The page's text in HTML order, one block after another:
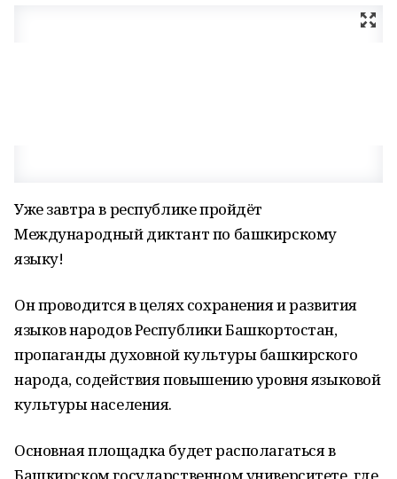
Уже завтра в республике пройдёт
Международный диктант по башкирскому
языку!
Он проводится в целях сохранения и развития
языков народов Республики Башкортостан,
пропаганды духовной культуры башкирского
народа, содействия повышению уровня языковой
культуры населения.
Основная площадка будет располагаться в